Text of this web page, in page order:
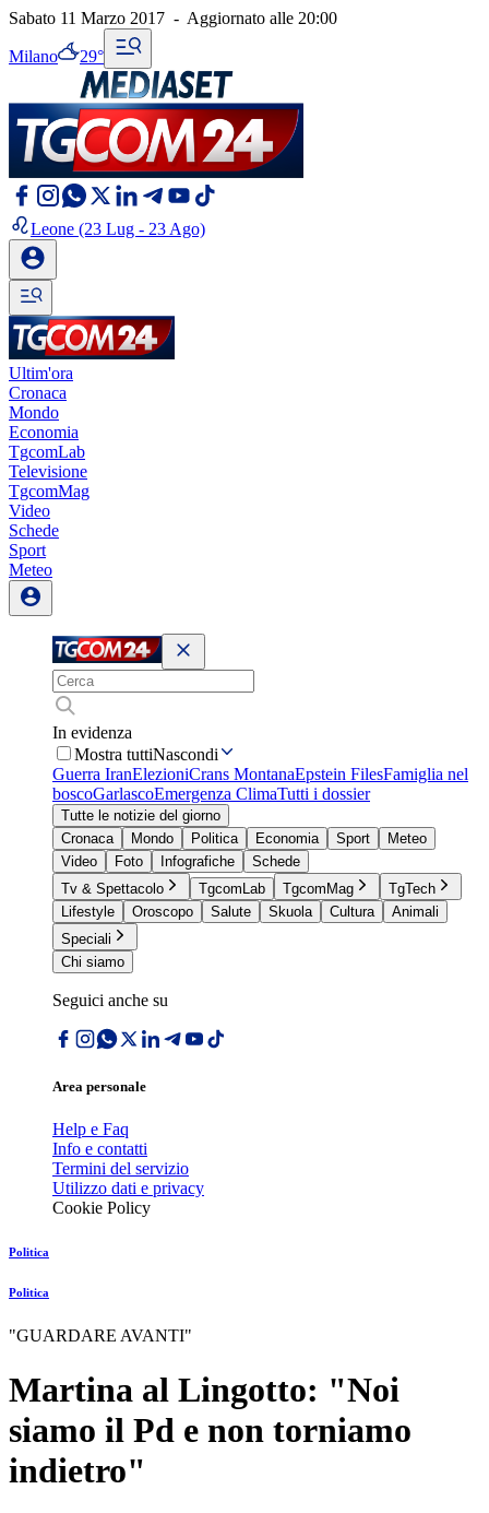
Sabato 11 Marzo 2017 - Aggiornato alle 20:00
Milano 29°
Leone (23 Lug - 23 Ago)
Ultim'ora
Cronaca
Mondo
Economia
TgcomLab
Televisione
TgcomMag
Video
Schede
Sport
Meteo
In evidenza
Mostra tuttiNascondi
Guerra IranElezioniCrans MontanaEpstein FilesFamiglia nel
boscoGarlascoEmergenza ClimaTutti i dossier
Tutte le notizie del giorno
Cronaca
Mondo Politica Economia Sport
Meteo
Video
Foto Infografiche
Schede
Tv & Spettacolo
TgcomLab TgcomMag
TgTech
Lifestyle
Oroscopo Salute Skuola Cultura
Animali
Speciali
Chi siamo
Seguici anche su
Area personale
Help e Faq
Info e contatti
Termini del servizio
Utilizzo dati e privacy
Cookie Policy
Politica
Politica
"GUARDARE AVANTI"
Martina al Lingotto: "Noi
siamo il Pd e non torniamo
indietro"